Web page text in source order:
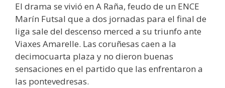
El drama se vivió en A Raña, feudo de un ENCE
Marín Futsal que a dos jornadas para el final de
liga sale del descenso merced a su triunfo ante
Viaxes Amarelle. Las coruñesas caen a la
decimocuarta plaza y no dieron buenas
sensaciones en el partido que las enfrentaron a
las pontevedresas.